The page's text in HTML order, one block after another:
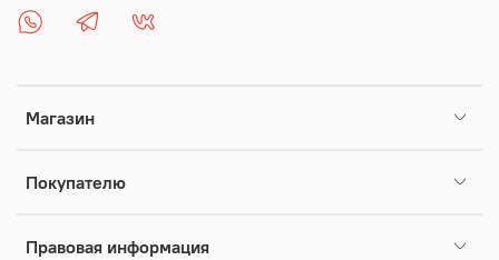
Магазин
Покупателю
Правовая информация